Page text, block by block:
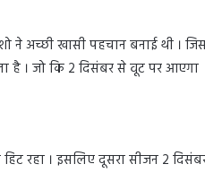
अच्छी खासी पहचान बनाई थी ।
है । जो कि 2 दिसंबर से वूट पर आएगा
रहा । इसलिए दूसरा सीजन 2